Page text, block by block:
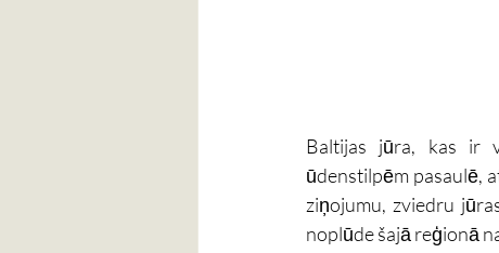
Baltijas jūra, kas ir
ūdenstilpēm pasaulē,
ziņojumu, zviedru
noplūde šajā reģionā